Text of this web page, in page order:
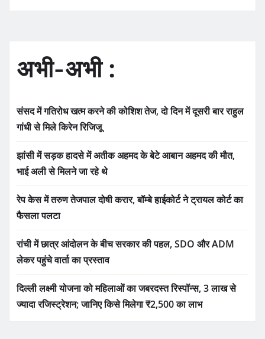
अभी-अभी :
संसद में गतिरोध खत्म करने की कोशिश तेज, दो दिन में दूसरी बार राहुल
गांधी से मिले किरेन रिजिजू
झांसी में सड़क हादसे में अतीक अहमद के बेटे आबान अहमद की मौत,
भाई अली से मिलने जा रहे थे
रेप केस में तरुण तेजपाल दोषी करार, बॉम्बे हाईकोर्ट ने ट्रायल कोर्ट का
फैसला पलटा
रांची में छात्र आंदोलन के बीच सरकार की पहल, SDO और ADM
लेकर पहुंचे वार्ता का प्रस्ताव
दिल्ली लक्ष्मी योजना को महिलाओं का जबरदस्त रिस्पॉन्स, 3 लाख से
ज्यादा रजिस्ट्रेशन; जानिए किसे मिलेगा ₹2,500 का लाभ